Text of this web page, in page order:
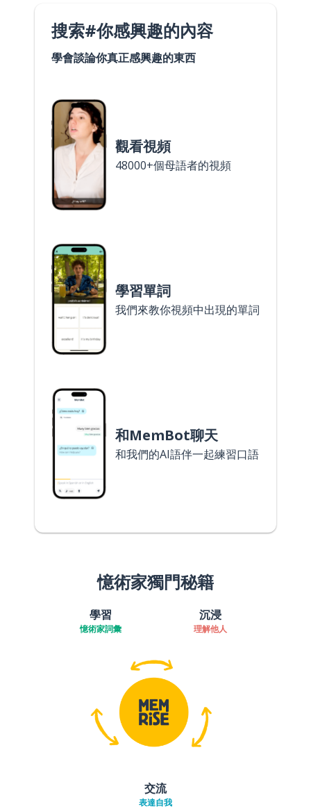
搜索#你感興趣的內容
學會談論你真正感興趣的東西
觀看視頻
48000+個母語者的視頻
學習單詞
我們來教你視頻中出現的單詞
和MemBot聊天
和我們的AI語伴一起練習口語
憶術家獨門秘籍
學習
憶術家詞彙
沉浸
理解他人
交流
表達自我